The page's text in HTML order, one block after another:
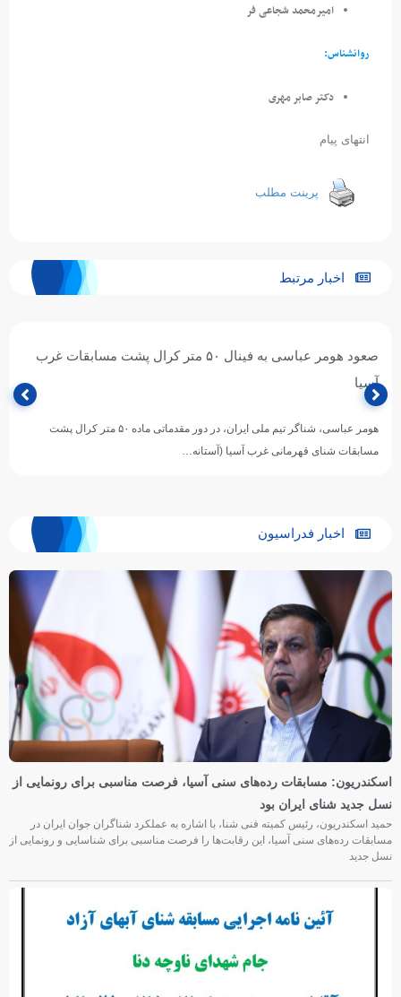
امیرمحمد شجاعی فر
روانشناس:
دکتر صابر مهری
انتهای پیام
پرینت مطلب
اخبار مرتبط
صعود هومر عباسی به فینال ۵۰ متر کرال پشت مسابقات غرب
آسیا
هومر عباسی، شناگر تیم ملی ایران، در دور مقدماتی ماده ۵۰ متر کرال پشت
مسابقات شنای قهرمانی غرب آسیا (آستانه…
اخبار فدراسیون
اسکندریون: مسابقات رده‌های سنی آسیا، فرصت مناسبی برای رونمایی از
نسل جدید شنای ایران بود
حمید اسکندریون، رئیس کمیته فنی شنا، با اشاره به عملکرد شناگران جوان ایران در
مسابقات رده‌های سنی آسیا، این رقابت‌ها را فرصت مناسبی برای شناسایی و رونمایی از
نسل جدید